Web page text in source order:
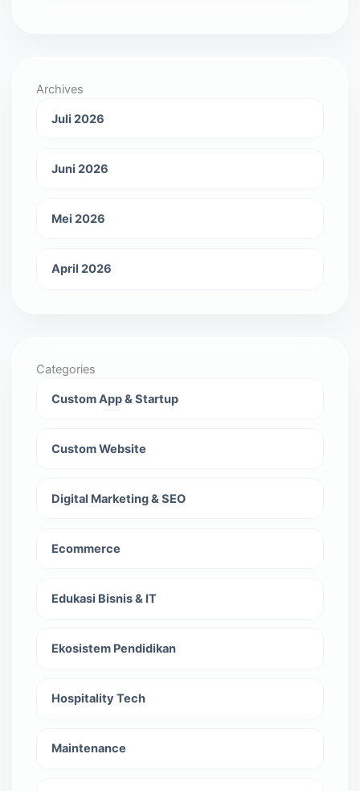
Archives
Juli 2026
Juni 2026
Mei 2026
April 2026
Categories
Custom App & Startup
Custom Website
Digital Marketing & SEO
Ecommerce
Edukasi Bisnis & IT
Ekosistem Pendidikan
Hospitality Tech
Maintenance